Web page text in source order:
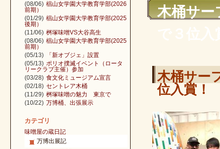
木桶サ
木桶サー
位入賞！
(08/06) 椙山女学園大学教育学部(2026
前期）
(01/29) 椙山女学園大学教育学部(2025
後期）
(11/06) 桝塚味噌VS大谷高生
(08/06) 椙山女学園大学教育学部(2025
前期）
(05/13)
「新オブジェ」設置
(05/13) ポリオ撲滅イベント（ロータ
リークラブ主催）参加
(03/28) 食文化ミュージアム宣言
(02/18) セントレア木桶
(11/29) 桝塚味噌の魅力 東京で
(10/22) 万博桶、出張展示
カテゴリ
味噌屋の蔵日記
万博出展記